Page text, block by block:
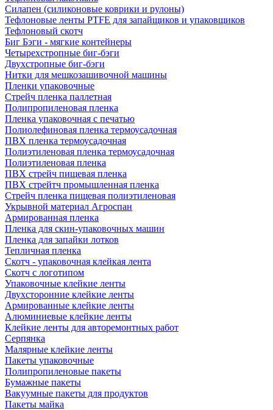
Силапен (силиконовые коврики и рулоны)
Тефлоновые ленты PTFE для запайщиков и упаковщиков
Тефлоновый скотч
Биг Бэги - мягкие контейнеры
Четырехстропные биг-бэги
Двухстропные биг-бэги
Нитки для мешкозашивочной машины
Пленки упаковочные
Стрейч пленка паллетная
Полипропиленовая пленка
Пленка упаковочная с печатью
Полиолефиновая пленка термоусадочная
ПВХ пленка термоусадочная
Полиэтиленовая пленка термоусадочная
Полиэтиленовая пленка
ПВХ стрейч пищевая пленка
ПВХ стрейтч промышленная пленка
Стрейч пленка пищевая полиэтиленовая
Укрывной материал Агроспан
Армированная пленка
Пленка для скин-упаковочных машин
Пленка для запайки лотков
Тепличная пленка
Скотч - упаковочная клейкая лента
Скотч с логотипом
Упаковочные клейкие ленты
Двухсторонние клейкие ленты
Армированные клейкие ленты
Алюминиевые клейкие ленты
Клейкие ленты для авторемонтных работ
Серпянка
Малярные клейкие ленты
Пакеты упаковочные
Полипропиленовые пакеты
Бумажные пакеты
Вакуумные пакеты для продуктов
Пакеты майка